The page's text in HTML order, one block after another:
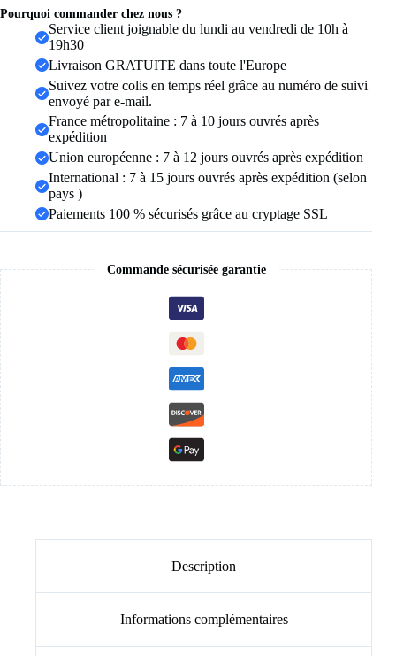
Invisible
Mango
Silicone
Sticker
Women
DropShip
Pourquoi commander chez nous ?
Service client joignable du lundi au vendredi de 10h à
19h30
Livraison GRATUITE dans toute l'Europe
Suivez votre colis en temps réel grâce au numéro de suivi
envoyé par e-mail.
France métropolitaine : 7 à 10 jours ouvrés après
expédition
Union européenne : 7 à 12 jours ouvrés après expédition
International : 7 à 15 jours ouvrés après expédition (selon
pays )
Paiements 100 % sécurisés grâce au cryptage SSL
Commande sécurisée garantie
Description
Informations complémentaires